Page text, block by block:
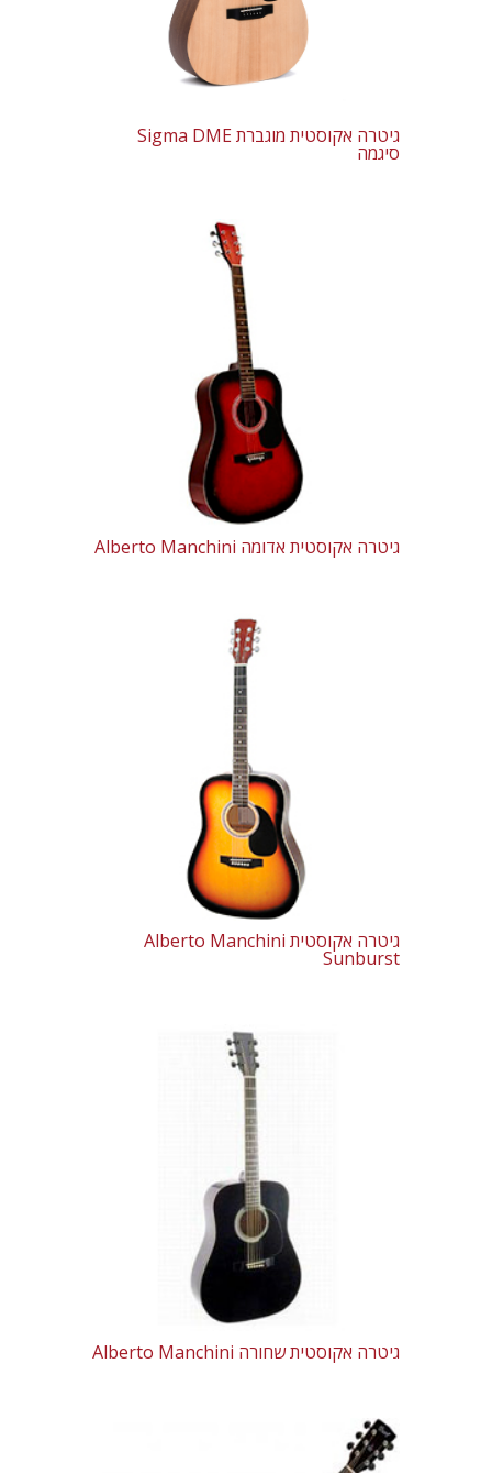
‏גיטרה אקוסטית מוגברת Sigma DME
סיגמה
גיטרה אקוסטית אדומה Alberto Manchini
גיטרה אקוסטית Alberto Manchini
Sunburst
גיטרה אקוסטית שחורה Alberto Manchini